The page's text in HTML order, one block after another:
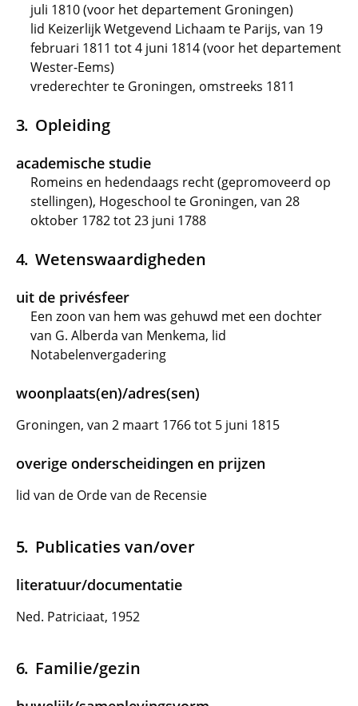
juli 1810 (voor het departement Groningen)
lid Keizerlijk Wetgevend Lichaam te Parijs, van 19
februari 1811 tot 4 juni 1814 (voor het departement
Wester-Eems)
vrederechter te Groningen, omstreeks 1811
Opleiding
academische studie
Romeins en hedendaags recht (gepromoveerd op
stellingen), Hogeschool te Groningen, van 28
oktober 1782 tot 23 juni 1788
Wetenswaardigheden
uit de privésfeer
Een zoon van hem was gehuwd met een dochter
van G. Alberda van Menkema, lid
Notabelenvergadering
woonplaats(en)/adres(sen)
Groningen, van 2 maart 1766 tot 5 juni 1815
overige onderscheidingen en prijzen
lid van de Orde van de Recensie
Publicaties van/over
literatuur/documentatie
Ned. Patriciaat, 1952
Familie/gezin